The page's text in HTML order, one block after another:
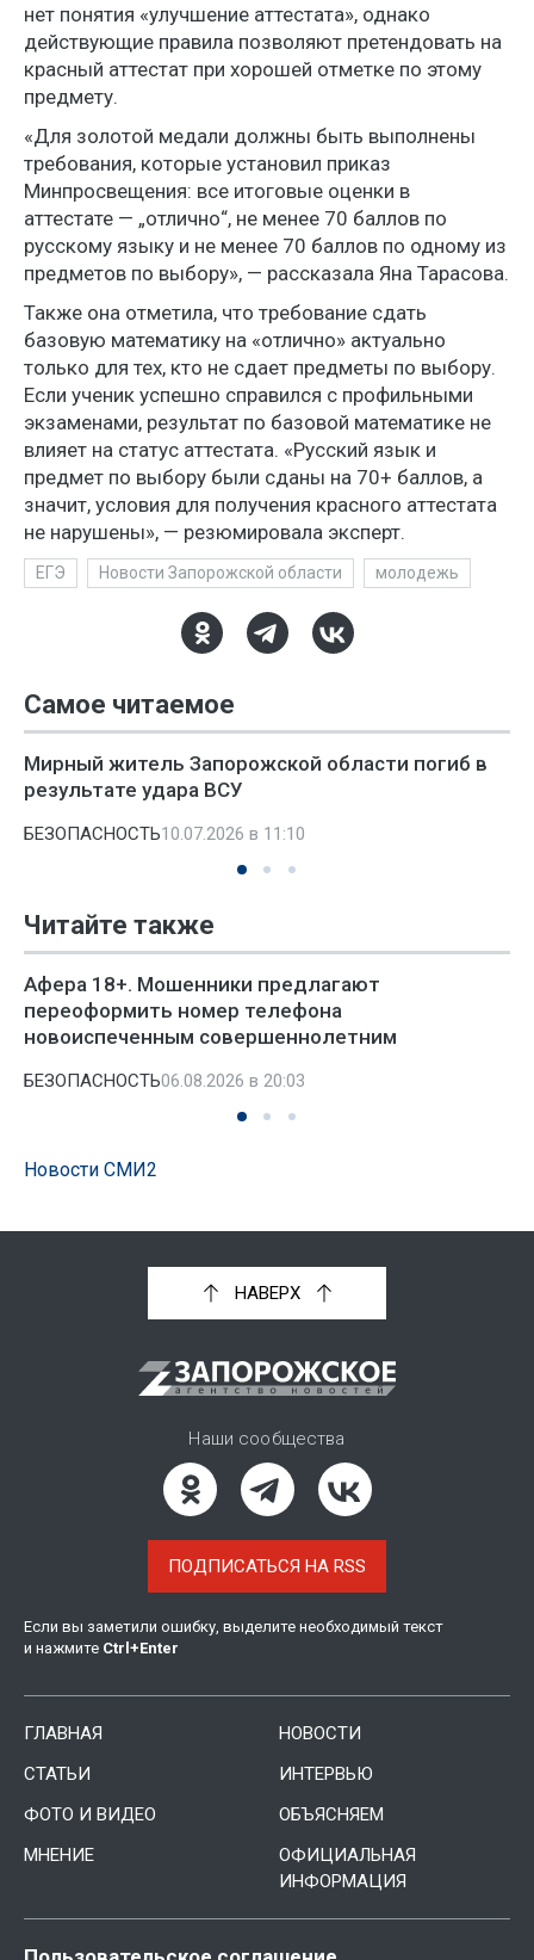
нет понятия «улучшение аттестата», однако
действующие правила позволяют претендовать на
красный аттестат при хорошей отметке по этому
предмету.
«Для золотой медали должны быть выполнены
требования, которые установил приказ
Минпросвещения: все итоговые оценки в
аттестате — „отлично“, не менее 70 баллов по
русскому языку и не менее 70 баллов по одному из
предметов по выбору», — рассказала Яна Тарасова.
Также она отметила, что требование сдать
базовую математику на «отлично» актуально
только для тех, кто не сдает предметы по выбору.
Если ученик успешно справился с профильными
экзаменами, результат по базовой математике не
влияет на статус аттестата. «Русский язык и
предмет по выбору были сданы на 70+ баллов, а
значит, условия для получения красного аттестата
не нарушены», — резюмировала эксперт.
ЕГЭ Новости Запорожской области молодежь
Самое читаемое
Мирный житель Запорожской области погиб в
результате удара ВСУ
БЕЗОПАСНОСТЬ10.07.2026 в 11:10
Читайте также
Афера 18+. Мошенники предлагают
переоформить номер телефона
новоиспеченным совершеннолетним
БЕЗОПАСНОСТЬ06.08.2026 в 20:03
Новости СМИ2
НАВЕРХ
Наши сообщества
ПОДПИСАТЬСЯ НА RSS
Если вы заметили ошибку, выделите необходимый текст
и нажмите Ctrl +Enter
ГЛАВНАЯ
НОВОСТИ
СТАТЬИ
ИНТЕРВЬЮ
ФОТО И ВИДЕО
ОБЪЯСНЯЕМ
МНЕНИЕ
ОФИЦИАЛЬНАЯ
ИНФОРМАЦИЯ